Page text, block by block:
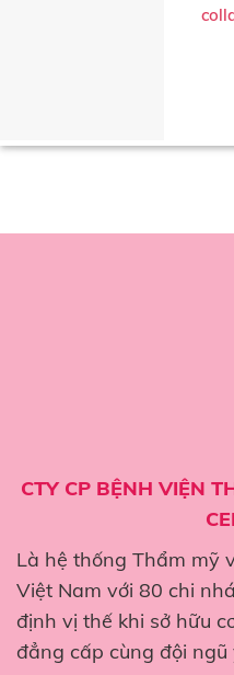
CTY CP BỆNH VIỆN
Là hệ thống Thẩm mỹ
Việt Nam với 80 chi
định vị thế khi sở hữu
đẳng cấp cùng đội ngũ